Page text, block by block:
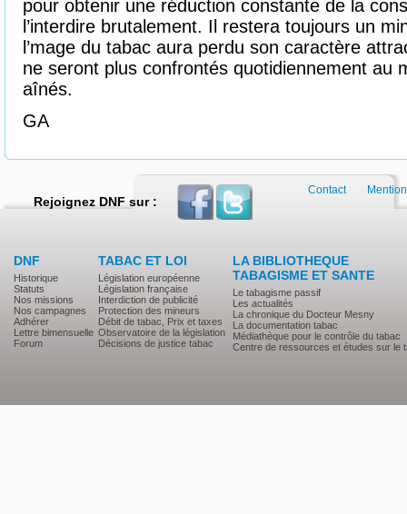
pour obtenir une réduction constante de la
l’interdire brutalement. Il restera toujours un
l’mage du tabac aura perdu son caractère
ne seront plus confrontés quotidiennement au
aînés.
GA
Rejoignez DNF sur :
DNF
Historique
Statuts
Nos missions
Nos campagnes
Adhérer
Lettre bimensuelle
Forum
TABAC ET LOI
Législation européenne
Législation française
Interdiction de publicité
Protection des mineurs
Débit de tabac, Prix et taxes
Observatoire de la législation
Décisions de justice tabac
LA BIBLIOTHEQUE
TABAGISME ET SANTE
Le tabagisme passif
Les actualités
La chronique du Docteur Mesny
La documentation tabac
Médiathèque pour le contrôle du tabac
Centre de ressources et études sur le
Contact